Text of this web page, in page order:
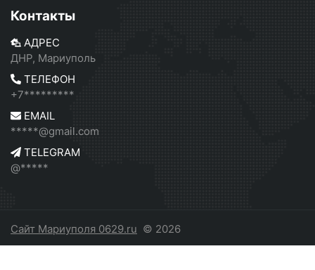
Контакты
АДРЕС
ДНР, Мариуполь
ТЕЛЕФОН
+7*********
EMAIL
*****@gmail.com
TELEGRAM
@*****
Сайт Мариуполя 0629.ru © 2026